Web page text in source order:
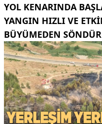
YOL KENARINDA
YANGIN HIZLI VE
BÜYÜMEDEN